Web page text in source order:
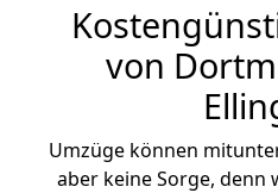
von
Umzüge können
aber keine Sorge, denn